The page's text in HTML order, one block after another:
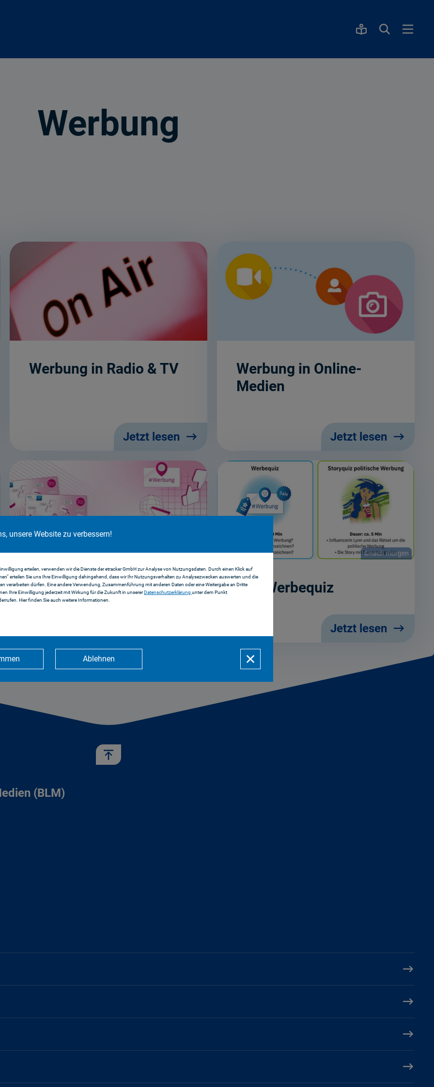
unsere Website zu verbessern!
erteilen, verwenden wir die Dienste der etracker GmbH zur Analyse von Nutzungsdaten. Durch einen Klick auf
erteilen Sie uns Ihre Einwilligung dahingehend, dass wir Ihr Nutzungsverhalten zu Analysezwecken auswerten und die
verarbeiten dürfen. Eine andere Verwendung, Zusammenführung mit anderen Daten oder eine Weitergabe an Dritte
Ihre Einwilligung jederzeit mit Wirkung für die Zukunft in unsererDatenschutzerklärung unter dem Punkt
Hier finden Sie auch weitere Informationen.
Ablehnen
Werbung
Werbung in Radio & TV
Jetzt lesen
Werbung in Online-
Medien
Jetzt lesen
Aufsicht in der Praxis
©nach morgen
Das Werbequiz
Jetzt lesen
(BLM)